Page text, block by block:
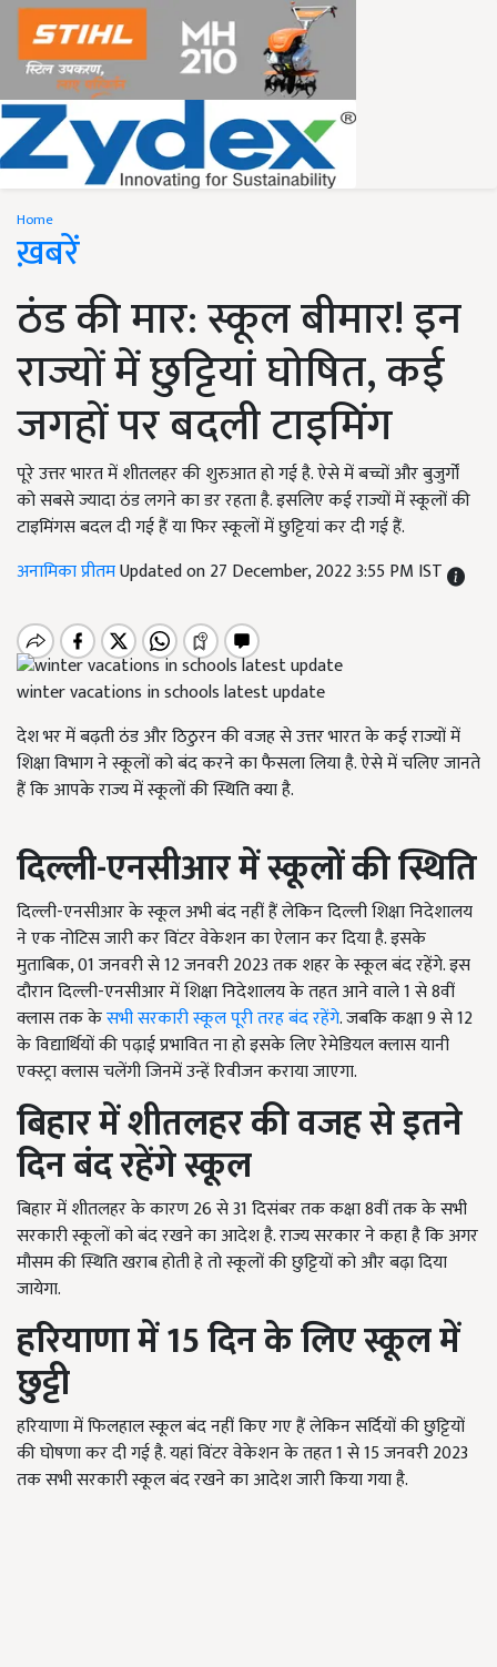
Home
ख़बरें
ठंड की मार: स्कूल बीमार! इन
राज्यों में छुट्टियां घोषित, कई
जगहों पर बदली टाइमिंग
पूरे उत्तर भारत में शीतलहर की शुरुआत हो गई है. ऐसे में बच्चों और बुजुर्गों
को सबसे ज्यादा ठंड लगने का डर रहता है. इसलिए कई राज्यों में स्कूलों की
टाइमिंगस बदल दी गई हैं या फिर स्कूलों में छुट्टियां कर दी गई हैं.
अनामिका प्रीतमUpdated on 27 December, 2022 3:55 PM IST
winter vacations in schools latest update
देश भर में बढ़ती ठंड और ठिठुरन की वजह से उत्तर भारत के कई राज्यों में
शिक्षा विभाग ने स्कूलों को बंद करने का फैसला लिया है. ऐसे में चलिए जानते
हैं कि आपके राज्य में स्कूलों की स्थिति क्या है.
दिल्ली-एनसीआर में स्कूलों की स्थिति
दिल्ली-एनसीआर के स्कूल अभी बंद नहीं हैं लेकिन दिल्ली शिक्षा निदेशालय
ने एक नोटिस जारी कर विंटर वेकेशन का ऐलान कर दिया है. इसके
मुताबिक, 01 जनवरी से 12 जनवरी 2023 तक शहर के स्कूल बंद रहेंगे. इस
दौरान दिल्ली-एनसीआर में शिक्षा निदेशालय के तहत आने वाले 1 से 8वीं
क्लास तक केसभी सरकारी स्कूल पूरी तरह बंद रहेंगे. जबकि कक्षा 9 से 12
के विद्यार्थियों की पढ़ाई प्रभावित ना हो इसके लिए रेमेडियल क्लास यानी
एक्स्ट्रा क्लास चलेंगी जिनमें उन्हें रिवीजन कराया जाएगा.
बिहार में शीतलहर की वजह से इतने
दिन बंद रहेंगे स्कूल
बिहार में शीतलहर के कारण 26 से 31 दिसंबर तक कक्षा 8वीं तक के सभी
सरकारी स्कूलों को बंद रखने का आदेश है. राज्य सरकार ने कहा है कि अगर
मौसम की स्थिति खराब होती हे तो स्कूलों की छुट्टियों को और बढ़ा दिया
जायेगा.
हरियाणा में 15 दिन के लिए स्कूल में
छुट्टी
हरियाणा में फिलहाल स्कूल बंद नहीं किए गए हैं लेकिन सर्दियों की छुट्टियों
की घोषणा कर दी गई है. यहां विंटर वेकेशन के तहत 1 से 15 जनवरी 2023
तक सभी सरकारी स्कूल बंद रखने का आदेश जारी किया गया है.